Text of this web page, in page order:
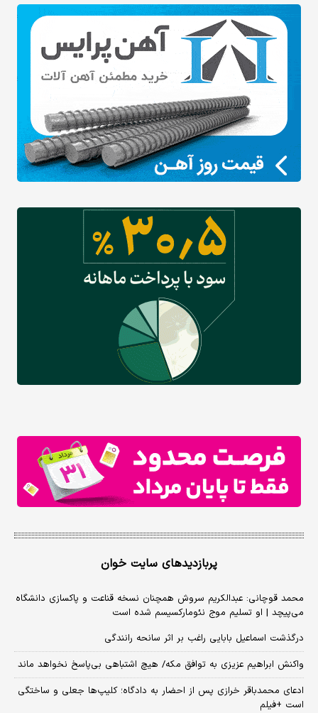
پربازدیدهای سایت خوان
محمد قوچانی: عبدالکریم سروش همچنان نسخه قناعت و پاکسازی دانشگاه
می‌پیچد | او تسلیم موج نئومارکسیسم شده است
درگذشت اسماعیل بابایی راغب بر اثر سانحه رانندگی
واکنش ابراهیم عزیزی به توافق مکه/ هیچ اشتباهی بی‌پاسخ نخواهد ماند
ادعای محمدباقر خرازی پس از احضار به دادگاه؛ کلیپ‌ها جعلی و ساختگی
است +فیلم